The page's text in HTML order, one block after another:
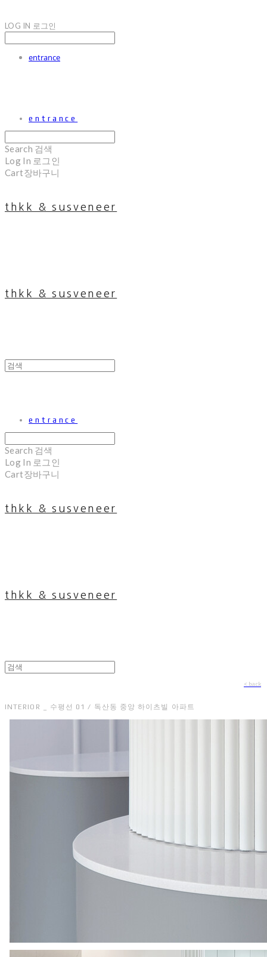
LOG IN 로그인
entrance
entrance
Search 검색
Log In 로그인
Cart장바구니
thkk & susveneer
thkk & susveneer
entrance
Search 검색
Log In 로그인
Cart장바구니
thkk & susveneer
thkk & susveneer
< back
INTERIOR _ 수평선 01 / 독산동 중앙 하이츠빌 아파트